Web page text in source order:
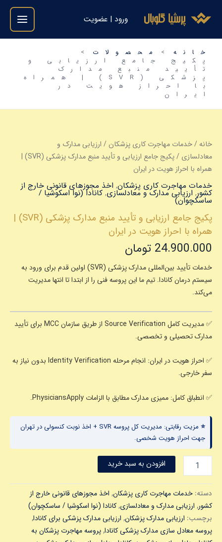
ورود | عضویت
خانه
محصولات
پکیج جامع ارزیابی و
تأیید منبع مدارک
پزشکی (SVR) | همراه
با احراز هویت در
ایران
خانه /خدمات مهاجرت کاری پزشکان/ ارزیابی مدارک و
معادلسازی
/ پکیج جامع ارزیابی و تأیید منبع مدارک پزشکی (SVR) |
همراه با احراز هویت در ایران
خدمات مهاجرت کاری پزشکان, اخذ مجوزهای قانونی خارج از
کشور, ارزیابی مدارک و معادلسازی, کانادا (نوا اسکوشیا /
ساسکچوان)
پکیج جامع ارزیابی و تأیید منبع مدارک پزشکی (SVR) |
همراه با احراز هویت در ایران
24.900.000 تومان
خدمات تأیید بین‌المللی مدارک پزشکی (SVR)
اولین قدم برای ورود به
سیستم درمان کانادا. تیم ما این پروسه فنی را از ابتدا تا انتها مدیریت
می‌کند.
✅مدیریت کامل Source Verification
از طریق سازمان MCC برای تأیید
مدارک تحصیلی و تخصصی.
✅ احراز هویت در ایران:
انجام مرحله Identity Verification بدون نیاز به
سفر خارجی.
✅ انطباق کامل: ممیزی مدارک مطابق با الزامات PhysiciansApply.
⭐ مزیت رقابتی:
مدیریت کل پروسه SVR + اخذ نوبت کنسولی در تهران
جهت احراز هویت شخصی.
و
تأیید
منبع
مدارک
پزشکی
(SVR)
|
همراه
با
احراز
هویت
در
ایران
عدد
افزودن به سبد خرید
دسته: خدمات مهاجرت کاری پزشکان, اخذ مجوزهای قانونی خارج از
کشور, ارزیابی مدارک و معادلسازی,کانادا (نوا اسکوشیا / ساسکچوان)
برچسب: ارزیابی مدارک پزشکان, ارزیابی مدارک پزشکی برای کانادا,
پروسه معادل سازی مدارک پزشکی کانادا,پروسه مهاجرت پزشکان به